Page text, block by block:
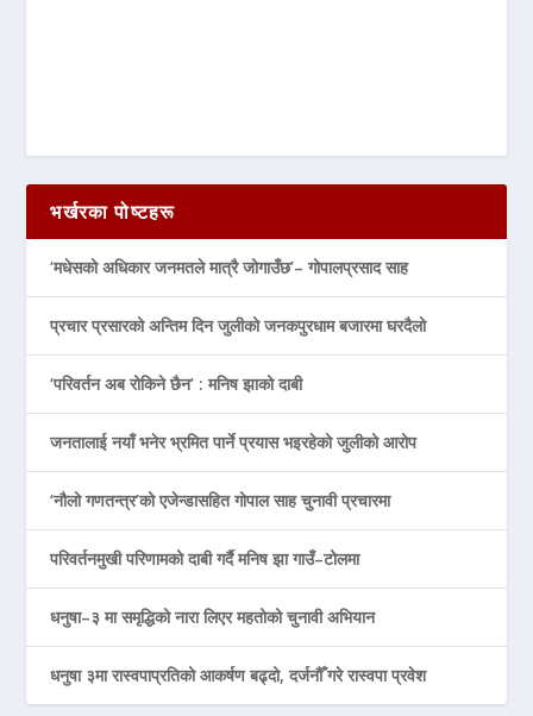
भर्खरका पोष्टहरू
‘मधेसको अधिकार जनमतले मात्रै जोगाउँछ’– गोपालप्रसाद साह
प्रचार प्रसारको अन्तिम दिन जुलीको जनकपुरधाम बजारमा घरदैलो
‘परिवर्तन अब रोकिने छैन’ : मनिष झाको दाबी
जनतालाई नयाँ भनेर भ्रमित पार्ने प्रयास भइरहेको जुलीको आरोप
‘नौलो गणतन्त्र’को एजेन्डासहित गोपाल साह चुनावी प्रचारमा
परिवर्तनमुखी परिणामको दाबी गर्दै मनिष झा गाउँ–टोलमा
धनुषा–३ मा समृद्धिको नारा लिएर महतोको चुनावी अभियान
धनुषा ३मा रास्वपाप्रतिको आकर्षण बढ्दो, दर्जनौँ गरे रास्वपा प्रवेश